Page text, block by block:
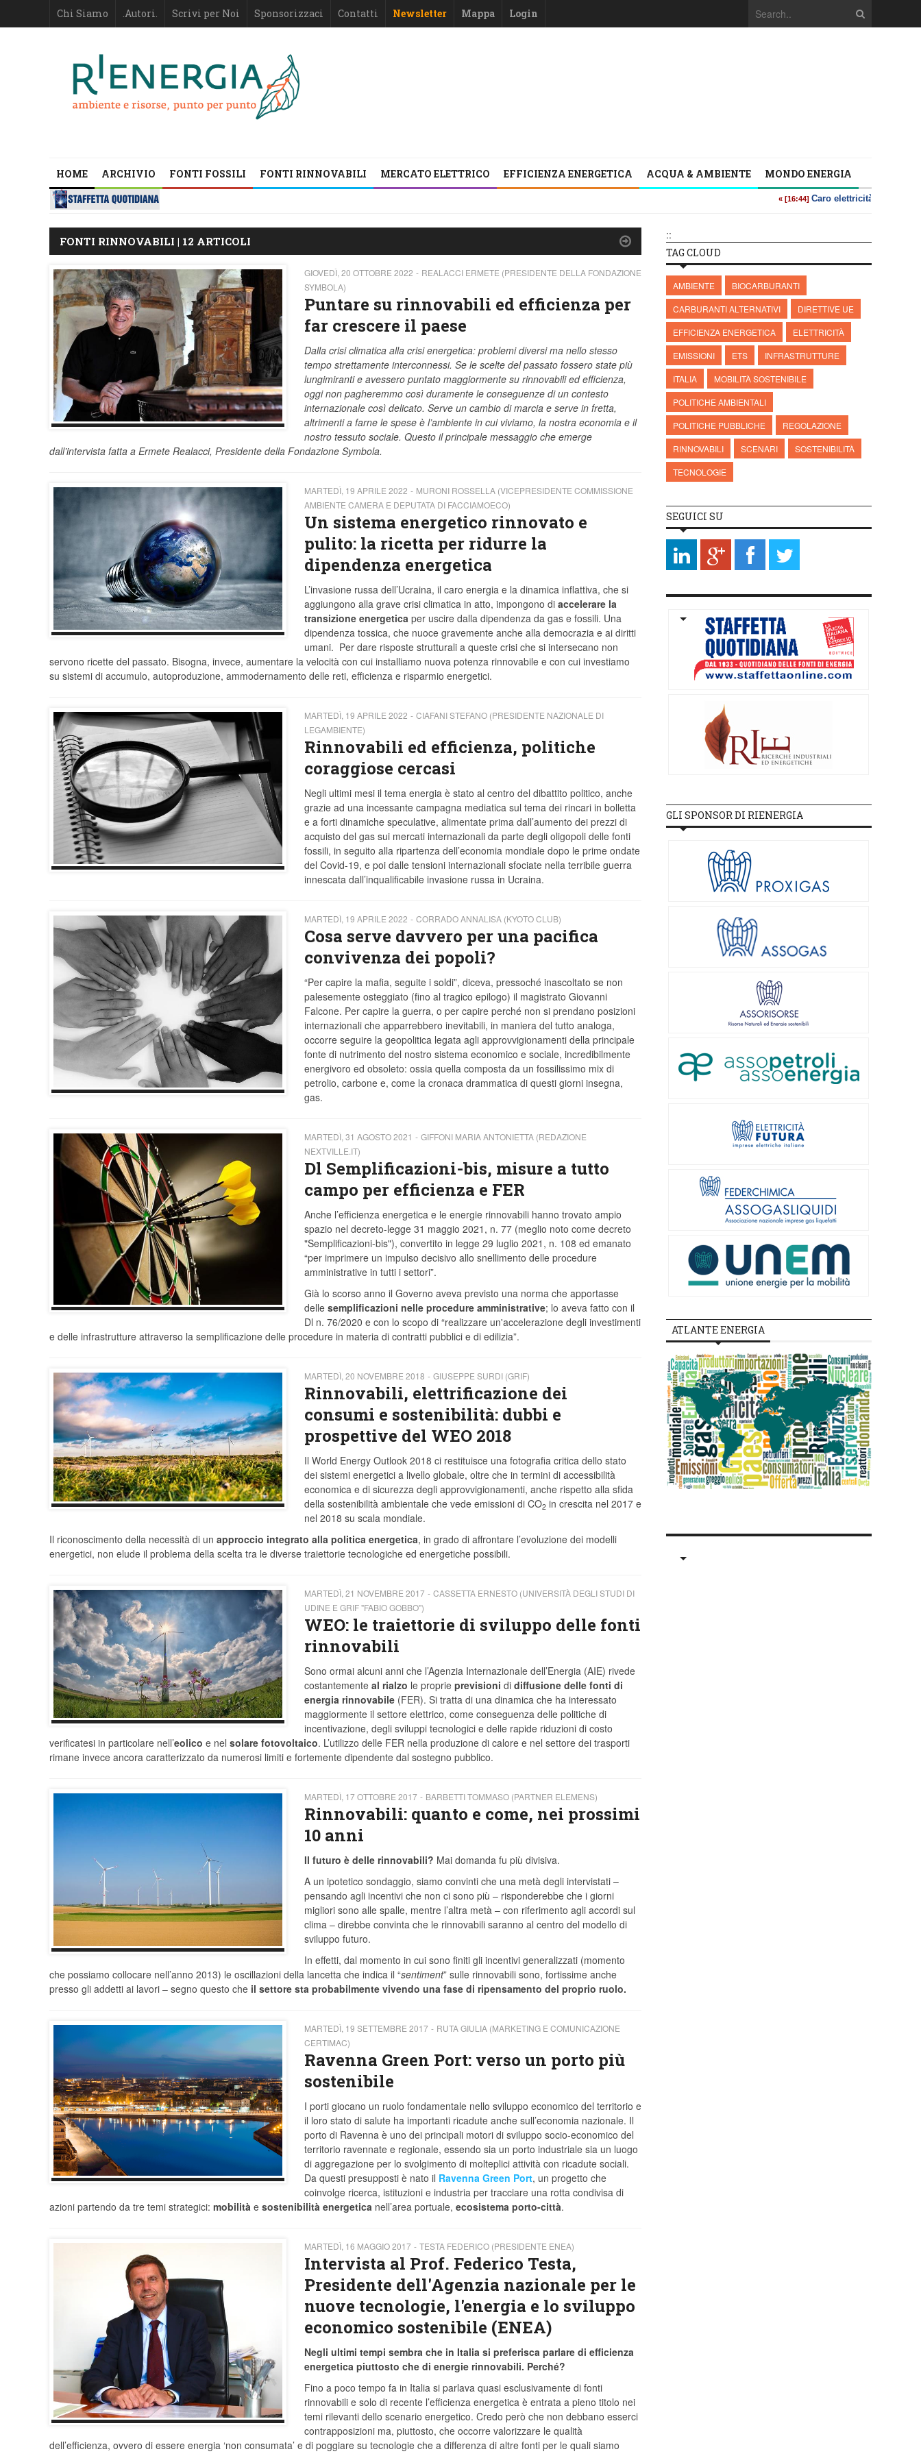
Chi Siamo .Autori. Scrivi per Noi Sponsorizzaci Contatti Newsletter Mappa Login
HOME ARCHIVIO FONTI FOSSILI FONTI RINNOVABILI MERCATO ELETTRICO EFFICIENZA ENERGETICA ACQUA & AMBIENTE MONDO ENERGIA
::
FONTI RINNOVABILI | 12 ARTICOLI
GIOVEDÌ, 20 OTTOBRE 2022
REALACCI ERMETE (PRESIDENTE DELLA FONDAZIONE
SYMBOLA)
Puntare su rinnovabili ed efficienza per
far crescere il paese
Dalla crisi climatica alla crisi energetica: problemi diversi ma nello stesso
tempo strettamente interconnessi. Se le scelte del passato fossero state più
lungimiranti e avessero puntato maggiormente su rinnovabili ed efficienza,
oggi non pagheremmo così duramente le conseguenze di un contesto
internazionale così delicato. Serve un cambio di marcia e serve in fretta,
altrimenti a farne le spese è l’ambiente in cui viviamo, la nostra economia e il
nostro tessuto sociale. Questo il principale messaggio che emerge
dall’intervista fatta a Ermete Realacci, Presidente della Fondazione Symbola.
MARTEDÌ, 19 APRILE 2022
MURONI ROSSELLA (VICEPRESIDENTE COMMISSIONE
AMBIENTE CAMERA E DEPUTATA DI FACCIAMOECO)
Un sistema energetico rinnovato e
pulito: la ricetta per ridurre la
dipendenza energetica
L’invasione russa dell’Ucraina, il caro energia e la dinamica inflattiva, che si
aggiungono alla grave crisi climatica in atto, impongono di accelerare la
transizione energeticaper uscire dalla dipendenza da gas e fossili. Una
dipendenza tossica, che nuoce gravemente anche alla democrazia e ai diritti
umani. Per dare risposte strutturali a queste crisi che si intersecano non
servono ricette del passato. Bisogna, invece, aumentare la velocità con cui installiamo nuova potenza rinnovabile e con cui investiamo
su sistemi di accumulo, autoproduzione, ammodernamento delle reti, efficienza e risparmio energetici.
MARTEDÌ, 19 APRILE 2022
CIAFANI STEFANO (PRESIDENTE NAZIONALE DI
LEGAMBIENTE)
Rinnovabili ed efficienza, politiche
coraggiose cercasi
Negli ultimi mesi il tema energia è stato al centro del dibattito politico, anche
grazie ad una incessante campagna mediatica sul tema dei rincari in bolletta
e a forti dinamiche speculative, alimentate prima dall’aumento dei prezzi di
acquisto del gas sui mercati internazionali da parte degli oligopoli delle fonti
fossili, in seguito alla ripartenza dell’economia mondiale dopo le prime ondate
del Covid-19, e poi dalle tensioni internazionali sfociate nella terribile guerra
innescata dall’inqualificabile invasione russa in Ucraina.
MARTEDÌ, 19 APRILE 2022 CORRADO ANNALISA (KYOTO CLUB)
Cosa serve davvero per una pacifica
convivenza dei popoli?
“Per capire la mafia, seguite i soldi”, diceva, pressoché inascoltato se non
palesemente osteggiato (fino al tragico epilogo) il magistrato Giovanni
Falcone. Per capire la guerra, o per capire perché non si prendano posizioni
internazionali che apparrebbero inevitabili, in maniera del tutto analoga,
occorre seguire la geopolitica legata agli approvvigionamenti della principale
fonte di nutrimento del nostro sistema economico e sociale, incredibilmente
energivoro ed obsoleto: ossia quella composta da un fossilissimo mix di
petrolio, carbone e, come la cronaca drammatica di questi giorni insegna,
gas.
MARTEDÌ, 31 AGOSTO 2021
GIFFONI MARIA ANTONIETTA (REDAZIONE
NEXTVILLE.IT)
Dl Semplificazioni-bis, misure a tutto
campo per efficienza e FER
Anche l’efficienza energetica e le energie rinnovabili hanno trovato ampio
spazio nel decreto-legge 31 maggio 2021, n. 77 (meglio noto come decreto
"Semplificazioni-bis"), convertito in legge 29 luglio 2021, n. 108 ed emanato
“per imprimere un impulso decisivo allo snellimento delle procedure
amministrative in tutti i settori”.
Già lo scorso anno il Governo aveva previsto una norma che apportasse
delle semplificazioni nelle procedure amministrative; lo aveva fatto con il
Dl n. 76/2020 e con lo scopo di “realizzare un'accelerazione degli investimenti
e delle infrastrutture attraverso la semplificazione delle procedure in materia di contratti pubblici e di edilizia”.
MARTEDÌ, 20 NOVEMBRE 2018 GIUSEPPE SURDI (GRIF)
Rinnovabili, elettrificazione dei
consumi e sostenibilità: dubbi e
prospettive del WEO 2018
Il World Energy Outlook 2018 ci restituisce una fotografia critica dello stato
dei sistemi energetici a livello globale, oltre che in termini di accessibilità
economica e di sicurezza degli approvvigionamenti, anche rispetto alla sfida
della sostenibilità ambientale che vede emissioni di CO2in crescita nel 2017 e
nel 2018 su scala mondiale.
Il riconoscimento della necessità di un approccio integrato alla politica energetica, in grado di affrontare l’evoluzione dei modelli
energetici, non elude il problema della scelta tra le diverse traiettorie tecnologiche ed energetiche possibili.
MARTEDÌ, 21 NOVEMBRE 2017
CASSETTA ERNESTO (UNIVERSITÀ DEGLI STUDI DI
UDINE E GRIF "FABIO GOBBO")
WEO: le traiettorie di sviluppo delle fonti
rinnovabili
Sono ormai alcuni anni che l’Agenzia Internazionale dell’Energia (AIE) rivede
costantemente al rialzo le proprie previsioni di diffusione delle fonti di
energia rinnovabile(FER). Si tratta di una dinamica che ha interessato
maggiormente il settore elettrico, come conseguenza delle politiche di
incentivazione, degli sviluppi tecnologici e delle rapide riduzioni di costo
verificatesi in particolare nell’eolico e nel solare fotovoltaico. L’utilizzo delle FER nella produzione di calore e nel settore dei trasporti
rimane invece ancora caratterizzato da numerosi limiti e fortemente dipendente dal sostegno pubblico.
MARTEDÌ, 17 OTTOBRE 2017 BARBETTI TOMMASO (PARTNER ELEMENS)
Rinnovabili: quanto e come, nei prossimi
10 anni
Il futuro è delle rinnovabili? Mai domanda fu più divisiva.
A un ipotetico sondaggio, siamo convinti che una metà degli intervistati –
pensando agli incentivi che non ci sono più – risponderebbe che i giorni
migliori sono alle spalle, mentre l’altra metà – con riferimento agli accordi sul
clima – direbbe convinta che le rinnovabili saranno al centro del modello di
sviluppo futuro.
In effetti, dal momento in cui sono finiti gli incentivi generalizzati (momento
che possiamo collocare nell’anno 2013) le oscillazioni della lancetta che indica il “sentiment” sulle rinnovabili sono, fortissime anche
presso gli addetti ai lavori – segno questo che il settore sta probabilmente vivendo una fase di ripensamento del proprio ruolo.
MARTEDÌ, 19 SETTEMBRE 2017
RUTA GIULIA (MARKETING E COMUNICAZIONE
CERTIMAC)
Ravenna Green Port: verso un porto più
sostenibile
I porti giocano un ruolo fondamentale nello sviluppo economico del territorio e
il loro stato di salute ha importanti ricadute anche sull’economia nazionale. Il
porto di Ravenna è uno dei principali motori di sviluppo socio-economico del
territorio ravennate e regionale, essendo sia un porto industriale sia un luogo
di aggregazione per lo svolgimento di molteplici attività con ricadute sociali.
Da questi presupposti è nato il Ravenna Green Port, un progetto che
coinvolge ricerca, istituzioni e industria per tracciare una rotta condivisa di
azioni partendo da tre temi strategici: mobilità e sostenibilità energetica nell’area portuale, ecosistema porto-città.
MARTEDÌ, 16 MAGGIO 2017 TESTA FEDERICO (PRESIDENTE ENEA)
Intervista al Prof. Federico Testa,
Presidente dell'Agenzia nazionale per le
nuove tecnologie, l'energia e lo sviluppo
economico sostenibile (ENEA)
Negli ultimi tempi sembra che in Italia si preferisca parlare di efficienza
energetica piuttosto che di energie rinnovabili. Perché?
Fino a poco tempo fa in Italia si parlava quasi esclusivamente di fonti
rinnovabili e solo di recente l’efficienza energetica è entrata a pieno titolo nei
temi rilevanti dello scenario energetico. Credo però che non debbano esserci
contrapposizioni ma, piuttosto, che occorre valorizzare le qualità
dell’efficienza, ovvero di essere energia ‘non consumata’ e di poggiare su tecnologie che a differenza di altre fonti per le quali siamo
TAG CLOUD
AMBIENTE
BIOCARBURANTI
CARBURANTI ALTERNATIVI
DIRETTIVE UE
EFFICIENZA ENERGETICA
ELETTRICITÀ
EMISSIONI
ETS
INFRASTRUTTURE
ITALIA
MOBILITÀ SOSTENIBILE
POLITICHE AMBIENTALI
POLITICHE PUBBLICHE
REGOLAZIONE
RINNOVABILI
SCENARI
SOSTENIBILITÀ
TECNOLOGIE
SEGUICI SU
GLI SPONSOR DI RIENERGIA
ATLANTE ENERGIA